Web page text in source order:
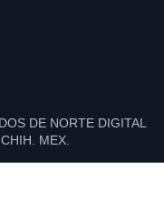
DE NORTE DIGITAL
MEX.